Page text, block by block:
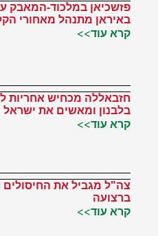
פזשכיאן במלכוד-המאבק
באיראן מתנהל מאחורי
קרא עוד>>
חזבאללה מכחיש אחריות
בלבנון ומאשים את ישראל
קרא עוד>>
צה"ל מגביל את
ברצועה
קרא עוד>>